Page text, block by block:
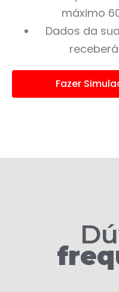
máximo
Dados da
Fazer